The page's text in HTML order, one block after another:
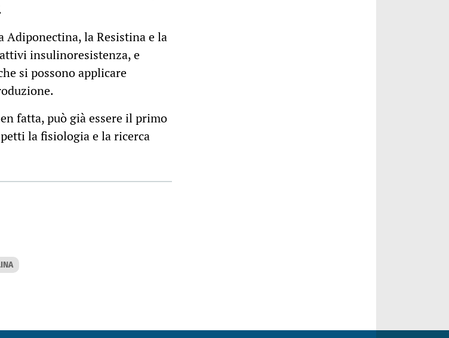
la Resistina e la
insulinoresistenza, e
si possono applicare
fatta, può già essere il primo
la fisiologia e la ricerca